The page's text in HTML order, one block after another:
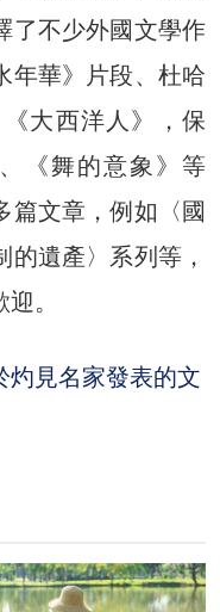
了不少外國文學作
年華》片段、杜哈
大西洋人》，保
《舞的意象》等
篇文章，例如〈國
遺產〉系列等，
。
灼見名家發表的文